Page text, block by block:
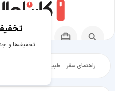
راهنمای سفر طبیعت‌گردی
تخفیف‌ها و